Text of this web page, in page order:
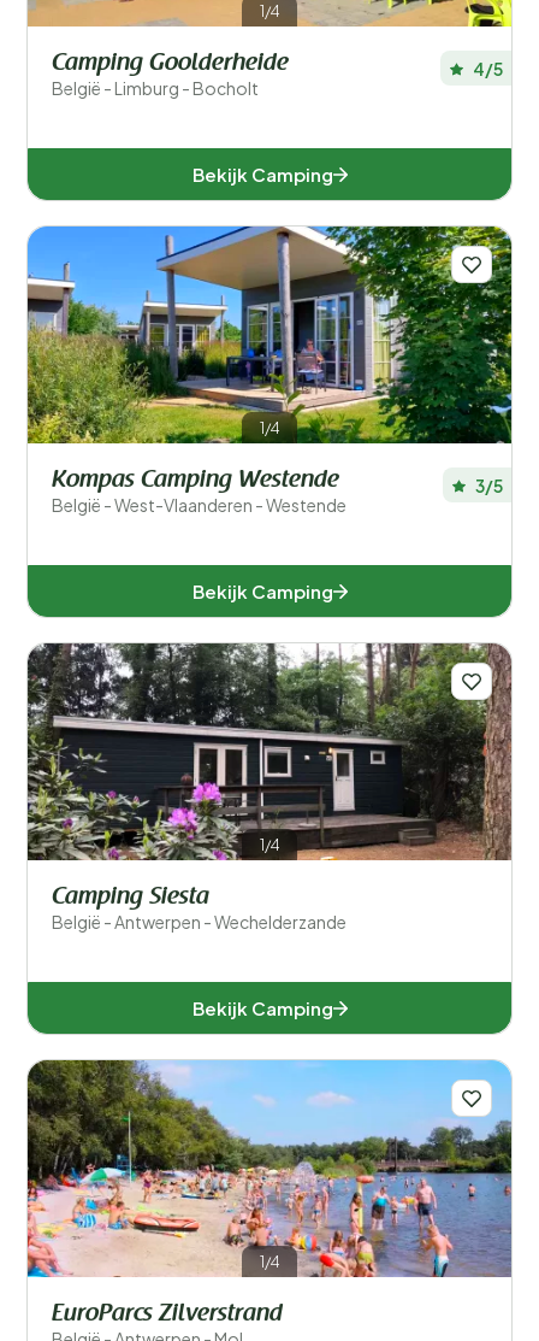
Algemeen
Sport en vrije tijd
1/4
Camping Goolderheide
België - Limburg - Bocholt
4/5
Bekijk Camping
1/4
Kompas Camping Westende
België - West-Vlaanderen - Westende
3/5
Bekijk Camping
1/4
Camping Siesta
België - Antwerpen - Wechelderzande
Bekijk Camping
1/4
EuroParcs Zilverstrand